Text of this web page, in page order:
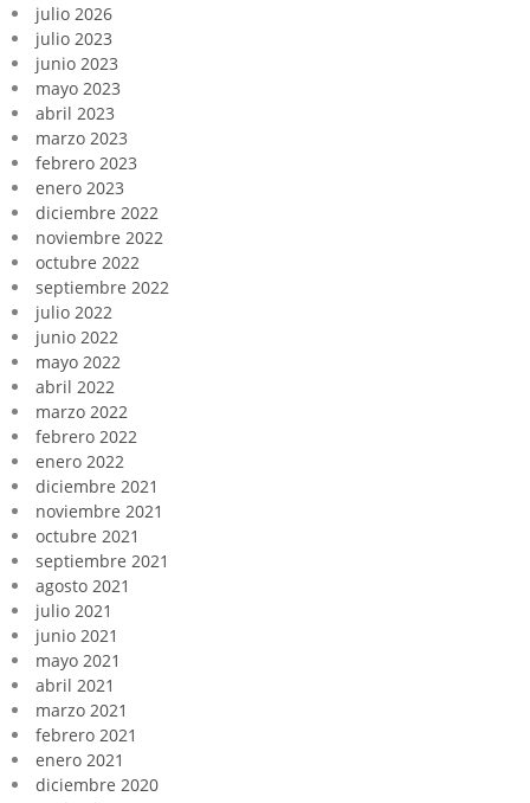
julio 2026
julio 2023
junio 2023
mayo 2023
abril 2023
marzo 2023
febrero 2023
enero 2023
diciembre 2022
noviembre 2022
octubre 2022
septiembre 2022
julio 2022
junio 2022
mayo 2022
abril 2022
marzo 2022
febrero 2022
enero 2022
diciembre 2021
noviembre 2021
octubre 2021
septiembre 2021
agosto 2021
julio 2021
junio 2021
mayo 2021
abril 2021
marzo 2021
febrero 2021
enero 2021
diciembre 2020